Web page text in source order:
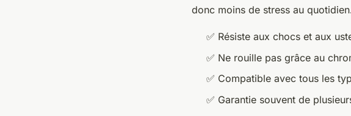
donc moins de stress au
✅ Résiste aux chocs et aux
✅ Ne rouille pas grâce au
✅ Compatible avec tous les
✅ Garantie souvent de